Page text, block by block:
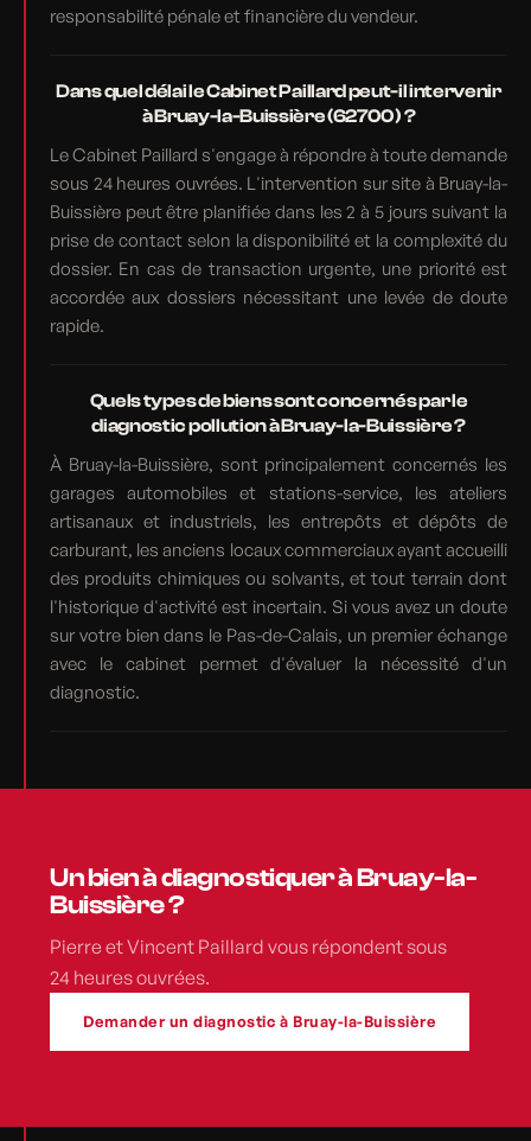
responsabilité pénale et financière du vendeur.
Dans quel délai le Cabinet Paillard peut-il intervenir
à Bruay-la-Buissière (62700) ?
Le Cabinet Paillard s'engage à répondre à toute demande
sous 24 heures ouvrées. L'intervention sur site à Bruay-la-
Buissière peut être planifiée dans les 2 à 5 jours suivant la
prise de contact selon la disponibilité et la complexité du
dossier. En cas de transaction urgente, une priorité est
accordée aux dossiers nécessitant une levée de doute
rapide.
Quels types de biens sont concernés par le
diagnostic pollution à Bruay-la-Buissière ?
À Bruay-la-Buissière, sont principalement concernés les
garages automobiles et stations-service, les ateliers
artisanaux et industriels, les entrepôts et dépôts de
carburant, les anciens locaux commerciaux ayant accueilli
des produits chimiques ou solvants, et tout terrain dont
l'historique d'activité est incertain. Si vous avez un doute
sur votre bien dans le Pas-de-Calais, un premier échange
avec le cabinet permet d'évaluer la nécessité d'un
diagnostic.
Un bien à diagnostiquer à Bruay-la-
Buissière ?
Pierre et Vincent Paillard vous répondent sous
24 heures ouvrées.
Demander un diagnostic à Bruay-la-Buissière